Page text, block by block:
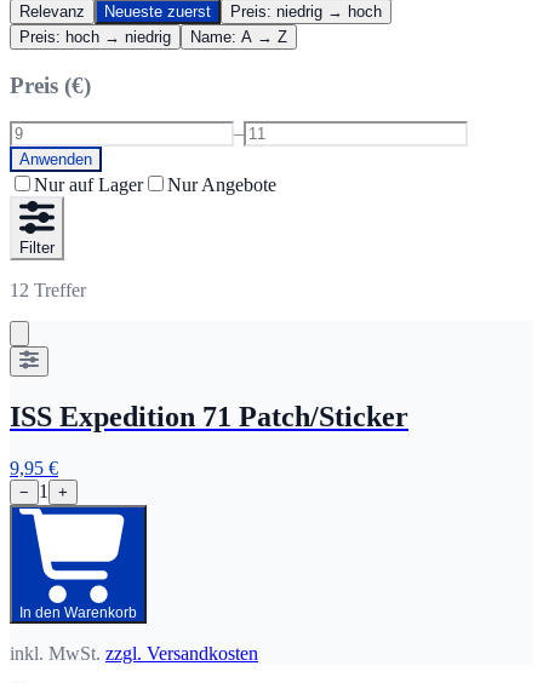
Relevanz Neueste zuerst
Preis: niedrig → hoch
Preis: hoch → niedrig
Name: A → Z
Preis (€)
–
Anwenden
Nur auf Lager Nur Angebote
Filter
12 Treffer
ISS Expedition 71 Patch/Sticker
9,95 €
− 1 +
In den Warenkorb
inkl. MwSt. zzgl. Versandkosten